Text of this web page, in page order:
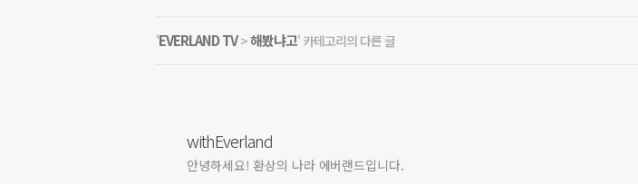
'EVERLAND TV>해봤냐고' 카테고리의 다른 글
withEverland
안녕하세요! 환상의 나라 에버랜드입니다.